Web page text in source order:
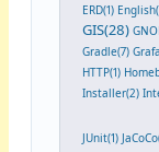
ERD(1)
GIS(28)
Gradle(7)
HTTP(1)
Installer(2)
JUnit(1)